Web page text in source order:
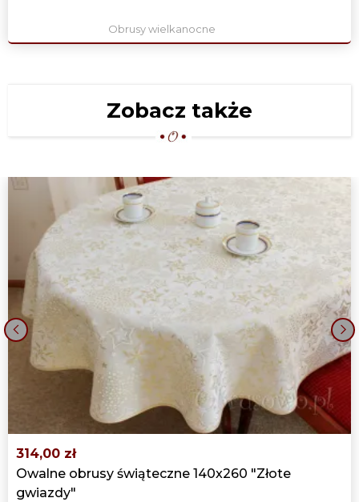
Obrusy wielkanocne
Zobacz także
314,00 zł
Owalne obrusy świąteczne 140x260 "Złote
gwiazdy"
›